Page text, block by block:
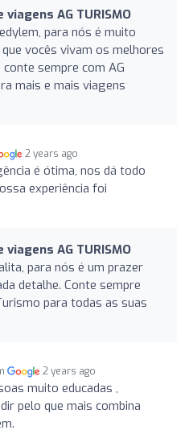
viagens AG TURISMO
para nós é muito
vocês vivam os melhores
sempre com AG
mais e mais viagens
2 years ago
é ótima, nos dá todo
experiência foi
viagens AG TURISMO
para nós é um prazer
detalhe. Conte sempre
para todas as suas
2 years ago
muito educadas ,
pelo que mais combina